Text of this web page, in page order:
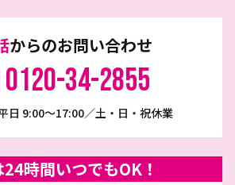
からのお問い合わせ
0120-34-2855
9:00～17:00／土・日・祝休業
時間いつでもOK！